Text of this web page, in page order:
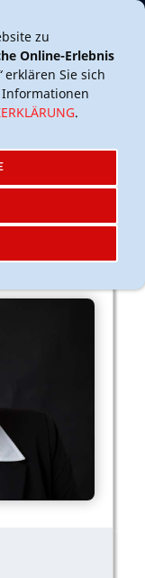
zu
Online-Erlebnis
erklären Sie sich
.